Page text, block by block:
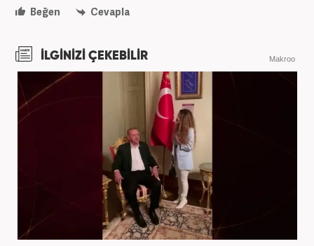
Beğen
Cevapla
İLGİNİZİ ÇEKEBİLİR Makroo